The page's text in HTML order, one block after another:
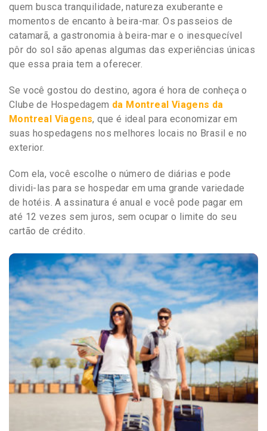
quem busca tranquilidade, natureza exuberante e
momentos de encanto à beira-mar. Os passeios de
catamarã, a gastronomia à beira-mar e o inesquecível
pôr do sol são apenas algumas das experiências únicas
que essa praia tem a oferecer.
Se você gostou do destino, agora é hora de conheça o
Clube de Hospedagem da Montreal Viagens da
Montreal Viagens, que é ideal para economizar em
suas hospedagens nos melhores locais no Brasil e no
exterior.
Com ela, você escolhe o número de diárias e pode
dividi-las para se hospedar em uma grande variedade
de hotéis. A assinatura é anual e você pode pagar em
até 12 vezes sem juros, sem ocupar o limite do seu
cartão de crédito.